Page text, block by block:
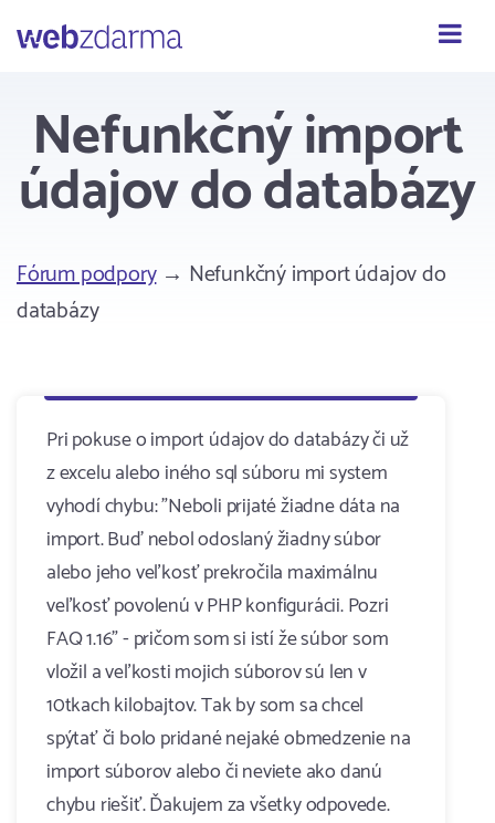
Webzdarma
Nefunkčný import
údajov do databázy
Fórum podpory→ Nefunkčný import údajov do
databázy
Pri pokuse o import údajov do databázy či už
z excelu alebo iného sql súboru mi system
vyhodí chybu: "Neboli prijaté žiadne dáta na
import. Buď nebol odoslaný žiadny súbor
alebo jeho veľkosť prekročila maximálnu
veľkosť povolenú v PHP konfigurácii. Pozri
FAQ 1.16" - pričom som si istí že súbor som
vložil a veľkosti mojich súborov sú len v
10tkach kilobajtov. Tak by som sa chcel
spýtať či bolo pridané nejaké obmedzenie na
import súborov alebo či neviete ako danú
chybu riešiť. Ďakujem za všetky odpovede.